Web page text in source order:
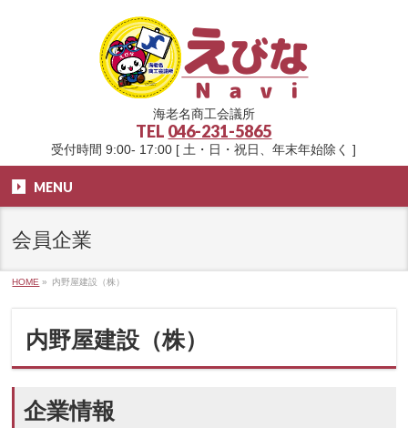
海老名商工会議所
TEL 046-231-5865
受付時間 9:00- 17:00 [ 土・日・祝日、年末年始除く ]
MENU
会員企業
HOME » 内野屋建設（株）
内野屋建設（株）
企業情報